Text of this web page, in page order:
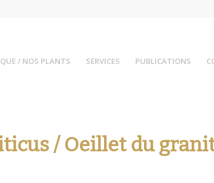
/ NOS PLANTS SERVICES PUBLICATIONS
/ Oeillet du